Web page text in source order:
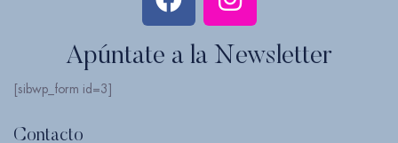
Apúntate a la Newsletter
[sibwp_form id=3]
Contacto